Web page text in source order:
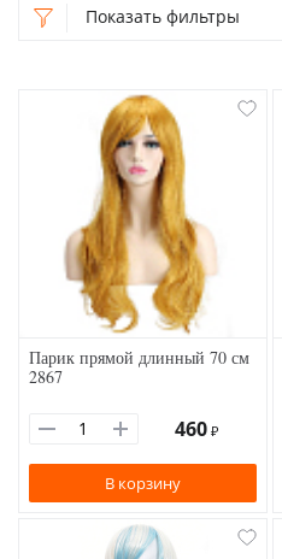
Показать фильтры
Парик прямой длинный 70 см
2867
460 ₽
В корзину